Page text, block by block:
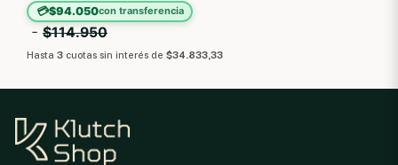
💳$94.050con transferencia
- $114.950
Hasta 3 cuotas sin interés de $34.833,33